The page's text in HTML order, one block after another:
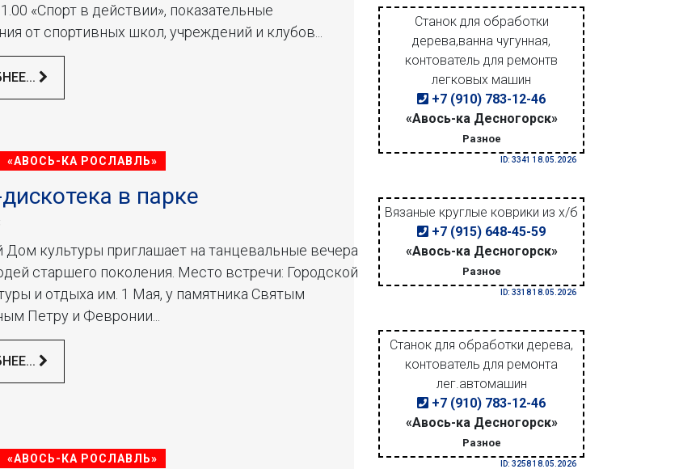
«Спорт в действии», показательные
от спортивных школ, учреждений и клубов...
«АВОСЬ-КА РОСЛАВЛЬ»
в парке
Дом культуры приглашает на танцевальные вечера
старшего поколения. Место встречи: Городской
и отдыха им. 1 Мая, у памятника Святым
Петру и Февронии...
«АВОСЬ-КА РОСЛАВЛЬ»
Станок для обработки
дерева,ванна чугунная,
контователь для ремонтв
легковых машин
+7 (910) 783-12-46
«Авось-ка Десногорск»
Разное
ID: 3341 18.05.2026
Вязаные круглые коврики из х/б
+7 (915) 648-45-59
«Авось-ка Десногорск»
Разное
ID: 3318 18.05.2026
Станок для обработки дерева,
контователь для ремонта
лег.автомашин
+7 (910) 783-12-46
«Авось-ка Десногорск»
Разное
ID: 3258 18.05.2026